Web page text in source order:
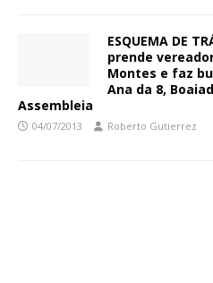
ESQUEMA DE
prende
Montes e faz
Ana da 8,
Assembleia
04/07/2013 Roberto Gutierrez